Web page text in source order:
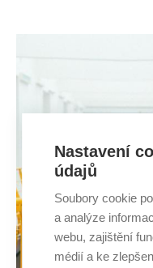
Nastavení
údajů
Soubory cookie
a analýze
webu, zajištění
médií a ke